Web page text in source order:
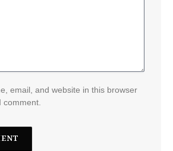
email, and website in this browser